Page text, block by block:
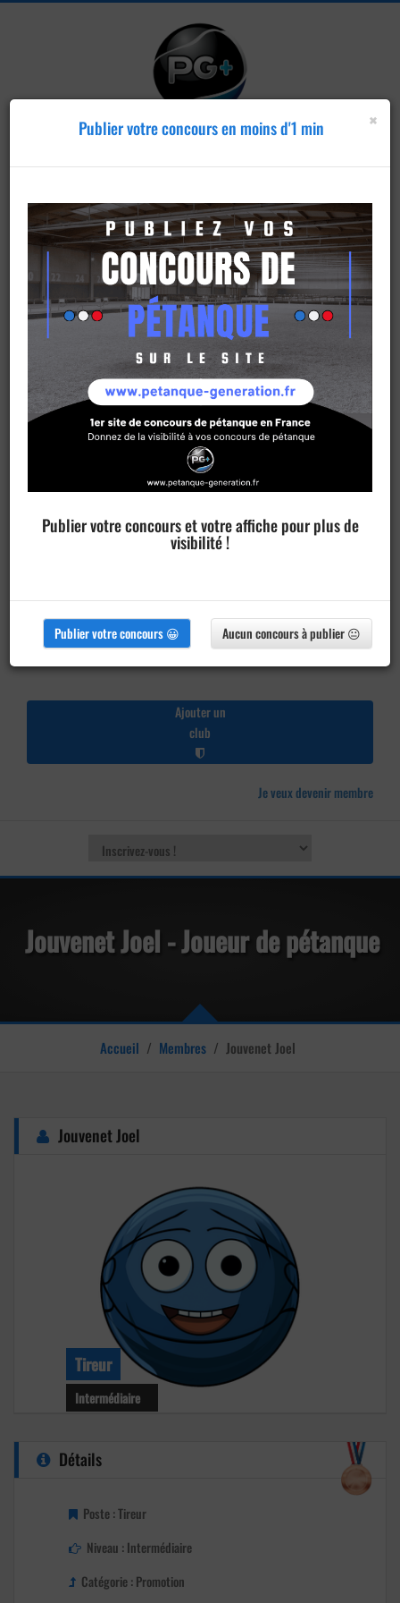
Publier un
concours
Ajouter un
club
Je veux devenir membre
Jouvenet Joel - Joueur de pétanque
Accueil / Membres / Jouvenet Joel
Jouvenet Joel
Tireur
Intermédiaire
Age : 71 ans
Détails
Poste : Tireur
Niveau : Intermédiaire
Catégorie : Promotion
×
Publier votre concours en moins d'1 min
Publier votre concours et votre affiche pour plus de
visibilité !
Publier votre concours 😀 Aucun concours à publier 😐